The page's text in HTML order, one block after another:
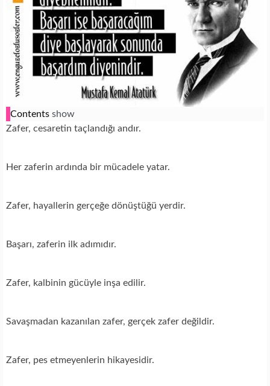
Contents show
Zafer, cesaretin taçlandığı andır.
Her zaferin ardında bir mücadele yatar.
Zafer, hayallerin gerçeğe dönüştüğü yerdir.
Başarı, zaferin ilk adımıdır.
Zafer, kalbinin gücüyle inşa edilir.
Savaşmadan kazanılan zafer, gerçek zafer değildir.
Zafer, pes etmeyenlerin hikayesidir.